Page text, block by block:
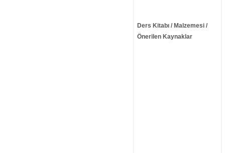
Ders Kitabı / Malzemesi /
Önerilen Kaynaklar